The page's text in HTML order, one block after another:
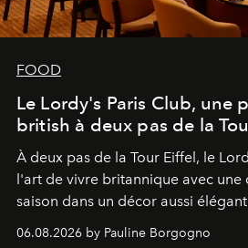
FOOD
Le Lordy's Paris Club, une
british à deux pas de la
À deux pas de la Tour Eiffel, le
l'art de vivre britannique avec une
saison dans un décor aussi
06.08.2026 by Pauline Borgogno